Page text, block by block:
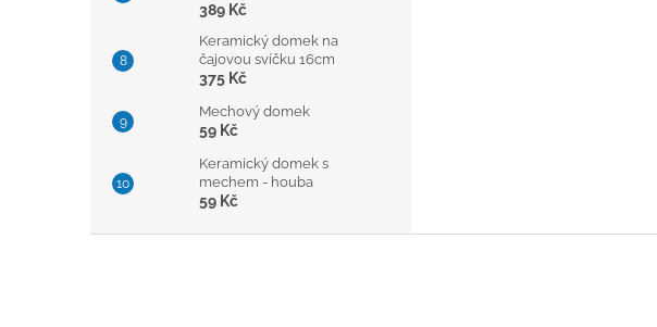
389 Kč
Keramický domek na
čajovou svíčku 16cm
375 Kč
Mechový domek
59 Kč
Keramický domek s
mechem - houba
59 Kč